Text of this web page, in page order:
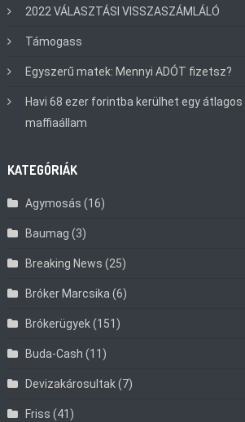
2022 VÁLASZTÁSI VISSZASZÁMLÁLÓ
Támogass
Egyszerű matek: Mennyi ADÓT fizetsz?
Havi 68 ezer forintba kerülhet egy
maffiaállam
KATEGÓRIÁK
Agymosás (16)
Baumag (3)
Breaking News (25)
Bróker Marcsika(6)
Brókerügyek(151)
Buda-Cash (11)
Devizakárosultak(7)
Friss (41)